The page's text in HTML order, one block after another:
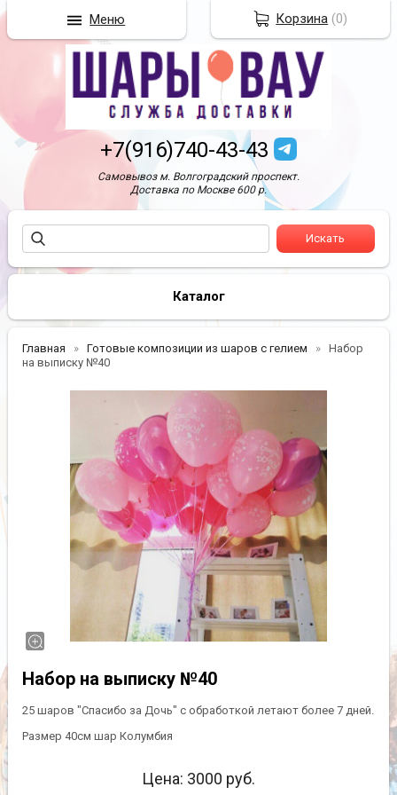
+7(916)740-43-43
Самовывоз м. Волгоградский проспект.
Доставка по Москве 600 р.
Каталог
Главная Готовые композиции из шаров с гелием
Набор
на выписку №40
Набор на выписку №40
25 шаров "Спасибо за Дочь" с обработкой летают более 7 дней.
Размер 40см шар Колумбия
Цена: 3000 руб.
Корзина (0)
Меню